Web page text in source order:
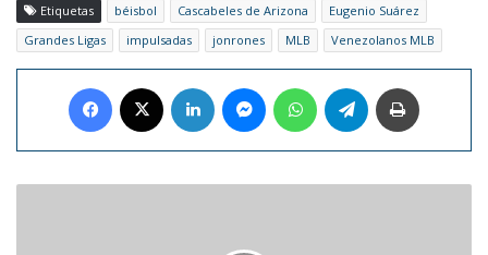
Etiquetas béisbol Cascabeles de Arizona
Eugenio Suárez
Grandes Ligas
impulsadas jonrones MLB Venezolanos MLB
Facebook LinkedIn MessengerWhatsAppTelegram